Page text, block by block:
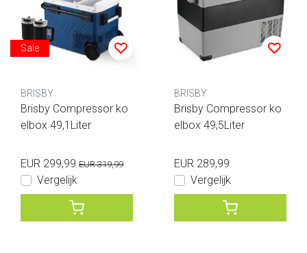
Sale
BRISBY
Brisby Compressor ko
elbox 49,1Liter
EUR 299,99 EUR 319,99
Vergelijk
BRISBY
Brisby Compressor ko
elbox 49,5Liter
EUR 289,99
Vergelijk